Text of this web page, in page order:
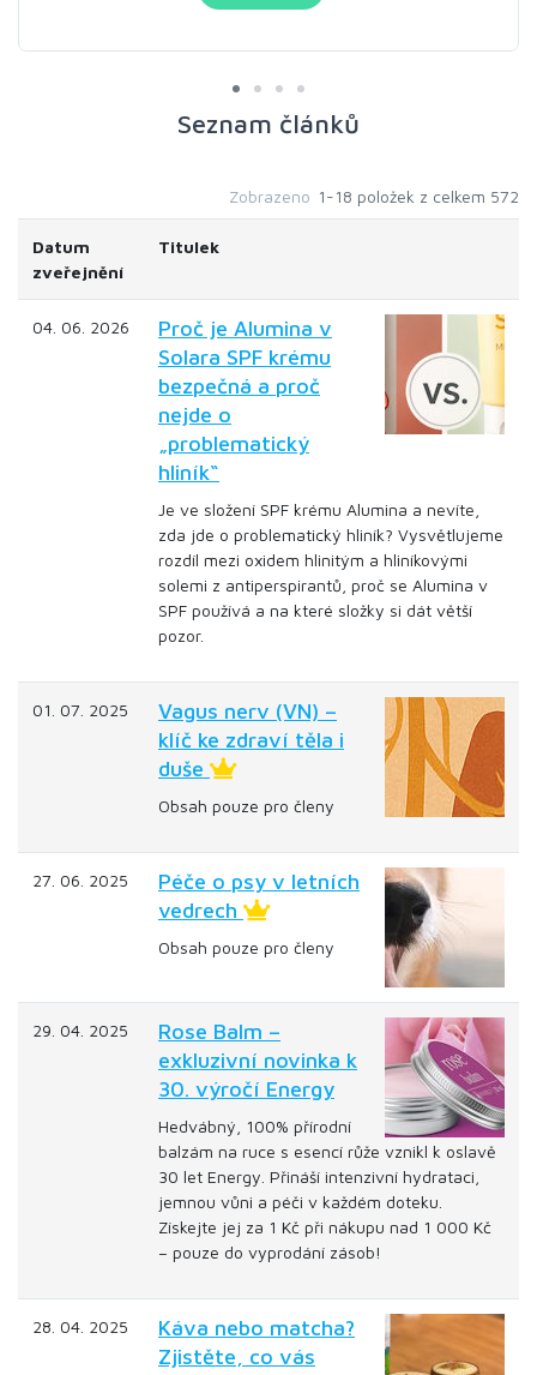
Seznam článků
Zobrazeno 1-18 položek z celkem 572
Datum
zveřejnění
Titulek
04. 06. 2026
Proč je Alumina v
Solara SPF krému
bezpečná a proč
nejde o
„problematický
hliník“
Je ve složení SPF krému Alumina a nevíte,
zda jde o problematický hliník? Vysvětlujeme
rozdíl mezi oxidem hlinitým a hliníkovými
solemi z antiperspirantů, proč se Alumina v
SPF používá a na které složky si dát větší
pozor.
01. 07. 2025
Vagus nerv (VN) –
klíč ke zdraví těla i
duše
Obsah pouze pro členy
27. 06. 2025
Péče o psy v letních
vedrech
Obsah pouze pro členy
29. 04. 2025
Rose Balm –
exkluzivní novinka k
30. výročí Energy
Hedvábný, 100% přírodní
balzám na ruce s esencí růže vznikl k oslavě
30 let Energy. Přináší intenzivní hydrataci,
jemnou vůni a péči v každém doteku.
Získejte jej za 1 Kč při nákupu nad 1 000 Kč
– pouze do vyprodání zásob!
28. 04. 2025
Káva nebo matcha?
Zjistěte, co vás